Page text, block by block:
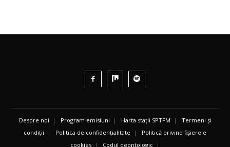
Despre noi | Program emisiuni | Harta stații SPTFM | Termeni și
condiții | Politica de confidențialitate | Politică privind fișierele
cookies | Codul deontologic |